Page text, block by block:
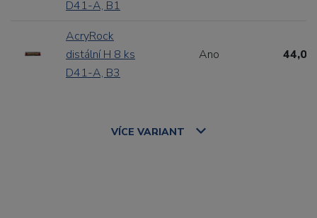
D41-A, B1
AcryRock
distální H 8 ks
D41-A, B3
Ano 44,00
VÍCE VARIANT